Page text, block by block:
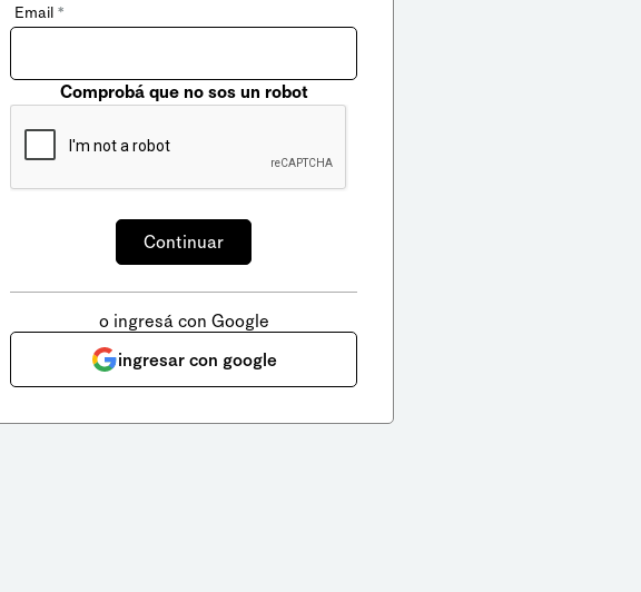
Email *
Comprobá que no sos un robot
o ingresá con Google
ingresar con google